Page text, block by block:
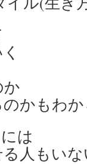
か
かもわ
は
人もい